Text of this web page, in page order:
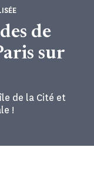
de
sur
de la Cité et
!